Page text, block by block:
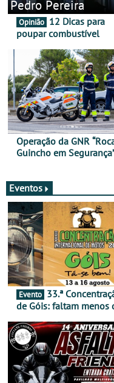
Pedro Pereira
Opinião
poupar combustível
Operação da GNR
Guincho em
Eventos
Evento
de Góis: faltam menos
16 de agosto